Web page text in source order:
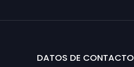
DATOS DE CONTACTO